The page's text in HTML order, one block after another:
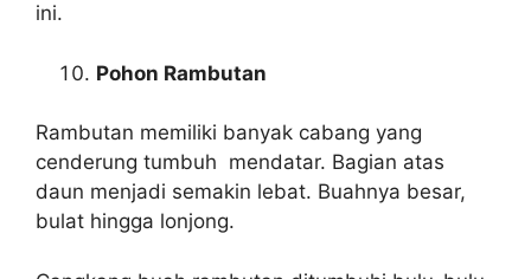
ini.
Pohon Rambutan
Rambutan memiliki banyak cabang yang
cenderung tumbuh mendatar. Bagian atas
daun menjadi semakin lebat. Buahnya besar,
bulat hingga lonjong.